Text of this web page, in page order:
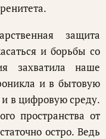
защита
и борьбы со
захватила наше
и в бытовую
в цифровую среду.
пространства от
остро. Ведь